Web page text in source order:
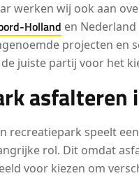
werken wij ook aan
Holland en
projecten en
juiste partij voor het
asfalteren
recreatiepark speelt
rol. Dit omdat
voor kiezen om